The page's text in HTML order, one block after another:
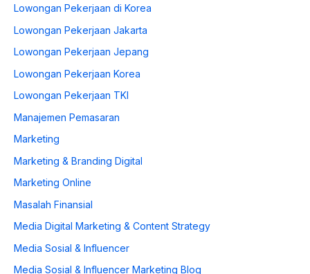
Lowongan Pekerjaan di Korea
Lowongan Pekerjaan Jakarta
Lowongan Pekerjaan Jepang
Lowongan Pekerjaan Korea
Lowongan Pekerjaan TKI
Manajemen Pemasaran
Marketing
Marketing & Branding Digital
Marketing Online
Masalah Finansial
Media Digital Marketing & Content Strategy
Media Sosial & Influencer
Media Sosial & Influencer Marketing Blog